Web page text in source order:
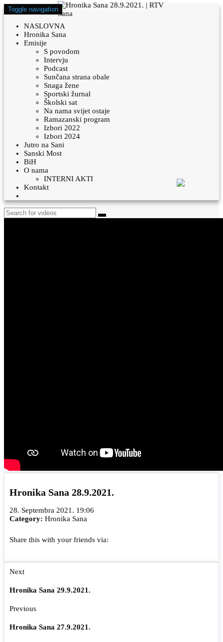
Toggle navigation
NASLOVNA
Hronika Sana
Emisije
S povodom
Intervju
Podcast
Sunčana strana obale
Snaga žene
Sportski žurnal
Školski sat
Na nama svijet ostaje
Ramazanski program
Izbori 2022
Izbori 2024
Jutro na Sani
Sanski Most
BiH
O nama
INTERNI AKTI
Kontakt
Hronika Sana 28.9.2021.
28. Septembra 2021. 19:06
Category: Hronika Sana
Share this with your friends via:
Next
Hronika Sana 29.9.2021.
Previous
Hronika Sana 27.9.2021.